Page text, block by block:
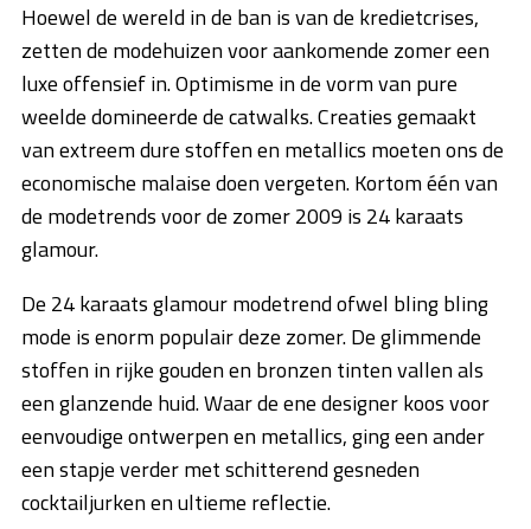
Hoewel de wereld in de ban is van de kredietcrises,
zetten de modehuizen voor aankomende zomer een
luxe offensief in. Optimisme in de vorm van pure
weelde domineerde de catwalks. Creaties gemaakt
van extreem dure stoffen en metallics moeten ons de
economische malaise doen vergeten. Kortom één van
de modetrends voor de zomer 2009 is 24 karaats
glamour.
De 24 karaats glamour modetrend ofwel bling bling
mode is enorm populair deze zomer. De glimmende
stoffen in rijke gouden en bronzen tinten vallen als
een glanzende huid. Waar de ene designer koos voor
eenvoudige ontwerpen en metallics, ging een ander
een stapje verder met schitterend gesneden
cocktailjurken en ultieme reflectie.